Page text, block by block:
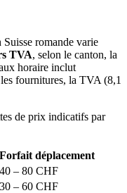
romande varie
TVA, selon le canton, la
horaire inclut
fournitures, la TVA (8,1
de prix indicatifs par
Forfait déplacement
40 – 80 CHF
30 – 60 CHF